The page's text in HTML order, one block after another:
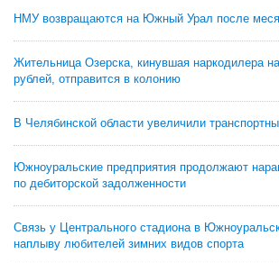
НМУ возвращаются на Южный Урал после
Жительница Озерска, кинувшая наркодилера
рублей, отправится в колонию
В Челябинской области увеличили
Южноуральские предприятия продолжают
по дебиторской задолженности
Связь у Центрального стадиона в
наплыву любителей зимних видов спорта